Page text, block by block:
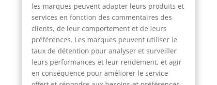
les marques peuvent adapter leurs produits et
services en fonction des commentaires des
clients, de leur comportement et de leurs
préférences. Les marques peuvent utiliser le
taux de détention pour analyser et surveiller
leurs performances et leur rendement, et agir
en conséquence pour améliorer le service